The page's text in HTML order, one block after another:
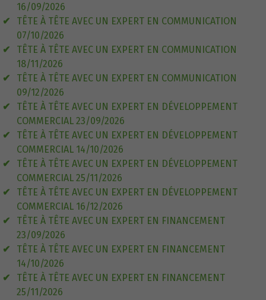
16/09/2026
TÊTE À TÊTE AVEC UN EXPERT EN COMMUNICATION
07/10/2026
TÊTE À TÊTE AVEC UN EXPERT EN COMMUNICATION
18/11/2026
TÊTE À TÊTE AVEC UN EXPERT EN COMMUNICATION
09/12/2026
TÊTE À TÊTE AVEC UN EXPERT EN DÉVELOPPEMENT
COMMERCIAL 23/09/2026
TÊTE À TÊTE AVEC UN EXPERT EN DÉVELOPPEMENT
COMMERCIAL 14/10/2026
TÊTE À TÊTE AVEC UN EXPERT EN DÉVELOPPEMENT
COMMERCIAL 25/11/2026
TÊTE À TÊTE AVEC UN EXPERT EN DÉVELOPPEMENT
COMMERCIAL 16/12/2026
TÊTE À TÊTE AVEC UN EXPERT EN FINANCEMENT
23/09/2026
TÊTE À TÊTE AVEC UN EXPERT EN FINANCEMENT
14/10/2026
TÊTE À TÊTE AVEC UN EXPERT EN FINANCEMENT
25/11/2026